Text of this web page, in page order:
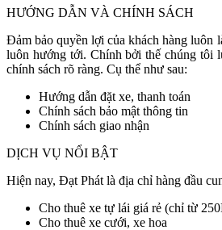
HƯỚNG DẪN VÀ CHÍNH SÁCH
Đảm bảo quyền lợi của khách hàng luôn
luôn hướng tới. Chính bởi thế chúng tôi
chính sách rõ ràng. Cụ thể như sau:
Hướng dẫn đặt xe, thanh toán
Chính sách bảo mật thông tin
Chính sách giao nhận
DỊCH VỤ NỔI BẬT
Hiện nay, Đạt Phát là địa chỉ hàng đầu
Cho thuê xe tự lái giá rẻ (chỉ từ
Cho thuê xe cưới, xe hoa